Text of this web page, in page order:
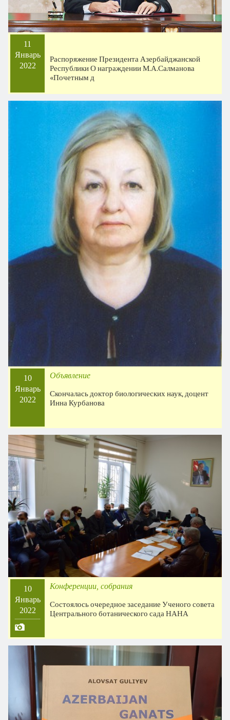
11
Январь
2022
Распоряжение Президента Азербайджанской
Республики О награждении М.А.Салманова
«Почетным д
10
Январь
2022
Объявление
Скончалась доктор биологических наук, доцент
Инна Курбанова
10
Январь
2022
Конференции, собрания
Состоялось очередное заседание Ученого совета
Центрального ботанического сада НАНА